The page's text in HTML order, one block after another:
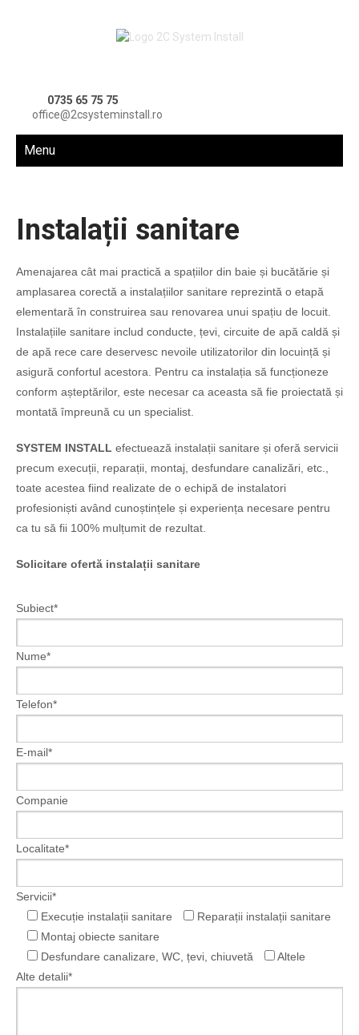
0735 65 75 75
office@2csysteminstall.ro
Menu
Instalații sanitare
Amenajarea cât mai practică a spațiilor din baie și bucătărie și
amplasarea corectă a instalațiilor sanitare reprezintă o etapă
elementară în construirea sau renovarea unui spațiu de locuit.
Instalațiile sanitare includ conducte, țevi, circuite de apă caldă și
de apă rece care deservesc nevoile utilizatorilor din locuință și
asigură confortul acestora. Pentru ca instalația să funcționeze
conform așteptărilor, este necesar ca aceasta să fie proiectată și
montată împreună cu un specialist.
SYSTEM INSTALL efectuează instalații sanitare și oferă servicii
precum execuții, reparații, montaj, desfundare canalizări, etc.,
toate acestea fiind realizate de o echipă de instalatori
profesioniști având cunoștințele și experiența necesare pentru
ca tu să fii 100% mulțumit de rezultat.
Solicitare ofertă instalații sanitare
Subiect*
Nume*
Telefon*
E-mail*
Companie
Localitate*
Servicii*
Execuție instalații sanitare
Reparații instalații sanitare
Montaj obiecte sanitare
Desfundare canalizare, WC, țevi, chiuvetă
Altele
Alte detalii*